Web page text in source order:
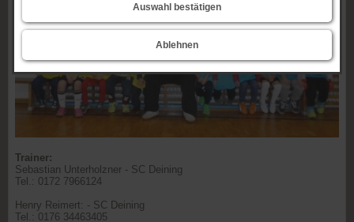
Auswahl bestätigen
Ablehnen
Trainer:
Sebastian Unterholzner - SC Deining
Tel.: 0172 7966124
Henry Reimert: - SC Deining
Tel.: 0176 34463405